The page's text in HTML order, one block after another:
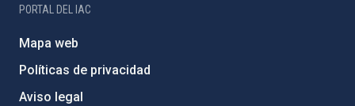
PORTAL DEL IAC
Mapa web
Políticas de privacidad
Aviso legal